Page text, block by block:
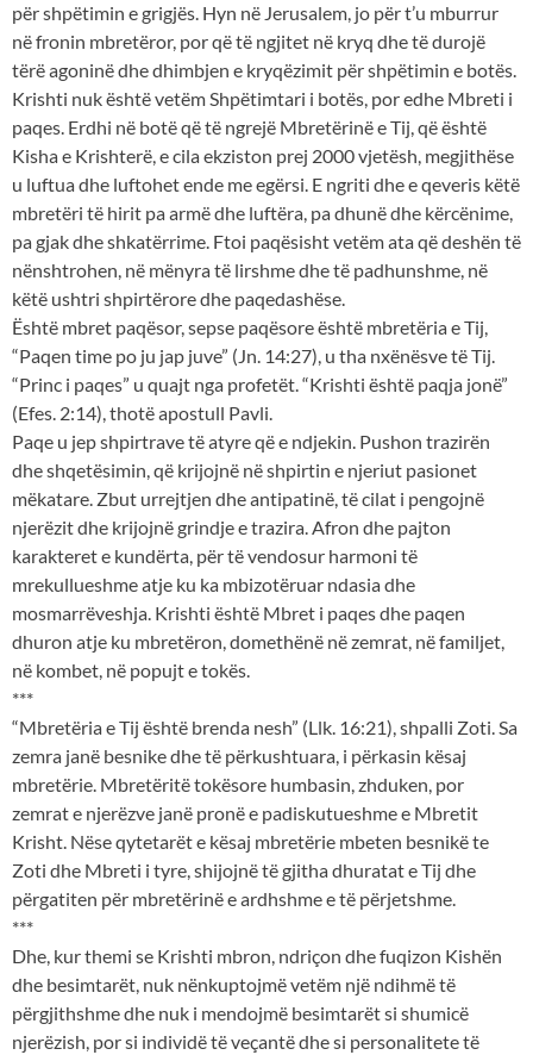
për shpëtimin e grigjës. Hyn në Jerusalem, jo për t’u mburrur
në fronin mbretëror, por që të ngjitet në kryq dhe të durojë
tërë agoninë dhe dhimbjen e kryqëzimit për shpëtimin e botës.
Krishti nuk është vetëm Shpëtimtari i botës, por edhe Mbreti i
paqes. Erdhi në botë që të ngrejë Mbretërinë e Tij, që është
Kisha e Krishterë, e cila ekziston prej 2000 vjetësh, megjithëse
u luftua dhe luftohet ende me egërsi. E ngriti dhe e qeveris këtë
mbretëri të hirit pa armë dhe luftëra, pa dhunë dhe kërcënime,
pa gjak dhe shkatërrime. Ftoi paqësisht vetëm ata që deshën të
nënshtrohen, në mënyra të lirshme dhe të padhunshme, në
këtë ushtri shpirtërore dhe paqedashëse.
Është mbret paqësor, sepse paqësore është mbretëria e Tij,
“Paqen time po ju jap juve” (Jn. 14:27), u tha nxënësve të Tij.
“Princ i paqes” u quajt nga profetët. “Krishti është paqja jonë”
(Efes. 2:14), thotë apostull Pavli.
Paqe u jep shpirtrave të atyre që e ndjekin. Pushon trazirën
dhe shqetësimin, që krijojnë në shpirtin e njeriut pasionet
mëkatare. Zbut urrejtjen dhe antipatinë, të cilat i pengojnë
njerëzit dhe krijojnë grindje e trazira. Afron dhe pajton
karakteret e kundërta, për të vendosur harmoni të
mrekullueshme atje ku ka mbizotëruar ndasia dhe
mosmarrëveshja. Krishti është Mbret i paqes dhe paqen
dhuron atje ku mbretëron, domethënë në zemrat, në familjet,
në kombet, në popujt e tokës.
***
“Mbretëria e Tij është brenda nesh” (Llk. 16:21), shpalli Zoti. Sa
zemra janë besnike dhe të përkushtuara, i përkasin kësaj
mbretërie. Mbretëritë tokësore humbasin, zhduken, por
zemrat e njerëzve janë pronë e padiskutueshme e Mbretit
Krisht. Nëse qytetarët e kësaj mbretërie mbeten besnikë te
Zoti dhe Mbreti i tyre, shijojnë të gjitha dhuratat e Tij dhe
përgatiten për mbretërinë e ardhshme e të përjetshme.
***
Dhe, kur themi se Krishti mbron, ndriçon dhe fuqizon Kishën
dhe besimtarët, nuk nënkuptojmë vetëm një ndihmë të
përgjithshme dhe nuk i mendojmë besimtarët si shumicë
njerëzish, por si individë të veçantë dhe si personalitete të